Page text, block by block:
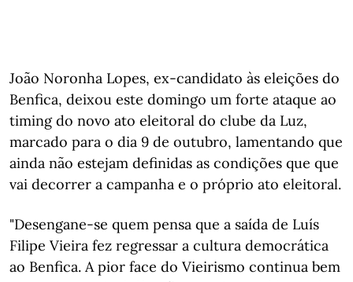
João Noronha Lopes, ex-candidato às eleições do
Benfica, deixou este domingo um forte ataque ao
timing do novo ato eleitoral do clube da Luz,
marcado para o dia 9 de outubro, lamentando que
ainda não estejam definidas as condições que que
vai decorrer a campanha e o próprio ato eleitoral.
"Desengane-se quem pensa que a saída de Luís
Filipe Vieira fez regressar a cultura democrática
ao Benfica. A pior face do Vieirismo continua bem